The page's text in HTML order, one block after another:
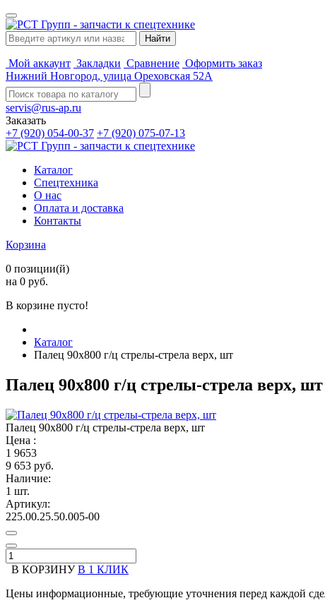
Мой аккаунт Закладки Сравнение Оформить заказ
Нижний Новгород, улица Ореховская 52А
servis@rus-ap.ru
Заказать
+7 (920) 054-00-37 +7 (920) 075-07-13
Каталог
Спецтехника
О нас
Оплата и доставка
Контакты
Корзина
0 позиции(й)
на 0 руб.
В корзине пусто!
Каталог
Палец 90х800 г/ц стрелы-стрела верх, шт
Палец 90х800 г/ц стрелы-стрела верх, шт
Палец 90х800 г/ц стрелы-стрела верх, шт
Цена :
1 9653
9 653 руб.
Наличие:
1 шт.
Артикул:
225.00.25.50.005-00
В КОРЗИНУ В 1 КЛИК
Цены информационные, требующие уточнения перед каждой